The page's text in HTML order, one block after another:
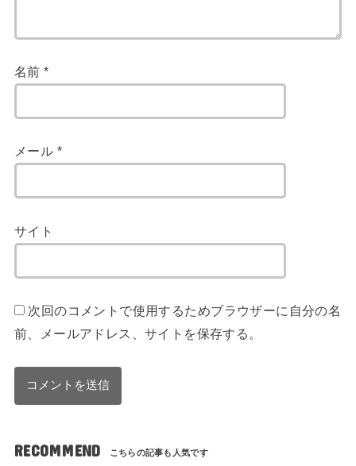
名前*
メール *
サイト
次回のコメントで使用するためブラウザーに自分の名
前、メールアドレス、サイトを保存する。
RECOMMEND